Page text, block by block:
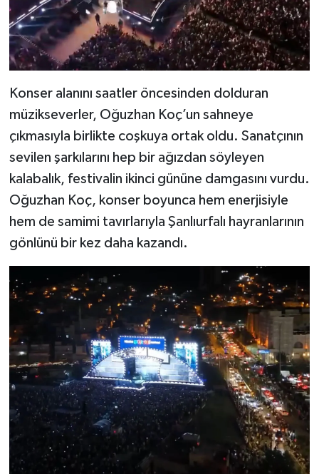
Konser alanını saatler öncesinden dolduran
müzikseverler, Oğuzhan Koç’un sahneye
çıkmasıyla birlikte coşkuya ortak oldu. Sanatçının
sevilen şarkılarını hep bir ağızdan söyleyen
kalabalık, festivalin ikinci gününe damgasını vurdu.
Oğuzhan Koç, konser boyunca hem enerjisiyle
hem de samimi tavırlarıyla Şanlıurfalı hayranlarının
gönlünü bir kez daha kazandı.